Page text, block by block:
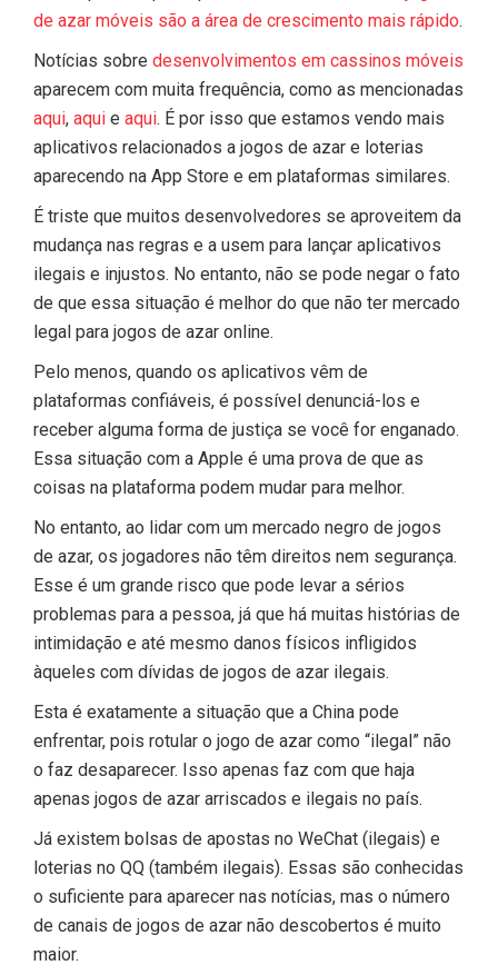
de azar móveis são a área de crescimento mais rápido.
Notícias sobre desenvolvimentos em cassinos móveis
aparecem com muita frequência, como as mencionadas
aqui, aqui e aqui. É por isso que estamos vendo mais
aplicativos relacionados a jogos de azar e loterias
aparecendo na App Store e em plataformas similares.
É triste que muitos desenvolvedores se aproveitem da
mudança nas regras e a usem para lançar aplicativos
ilegais e injustos. No entanto, não se pode negar o fato
de que essa situação é melhor do que não ter mercado
legal para jogos de azar online.
Pelo menos, quando os aplicativos vêm de
plataformas confiáveis, é possível denunciá-los e
receber alguma forma de justiça se você for enganado.
Essa situação com a Apple é uma prova de que as
coisas na plataforma podem mudar para melhor.
No entanto, ao lidar com um mercado negro de jogos
de azar, os jogadores não têm direitos nem segurança.
Esse é um grande risco que pode levar a sérios
problemas para a pessoa, já que há muitas histórias de
intimidação e até mesmo danos físicos infligidos
àqueles com dívidas de jogos de azar ilegais.
Esta é exatamente a situação que a China pode
enfrentar, pois rotular o jogo de azar como “ilegal” não
o faz desaparecer. Isso apenas faz com que haja
apenas jogos de azar arriscados e ilegais no país.
Já existem bolsas de apostas no WeChat (ilegais) e
loterias no QQ (também ilegais). Essas são conhecidas
o suficiente para aparecer nas notícias, mas o número
de canais de jogos de azar não descobertos é muito
maior.